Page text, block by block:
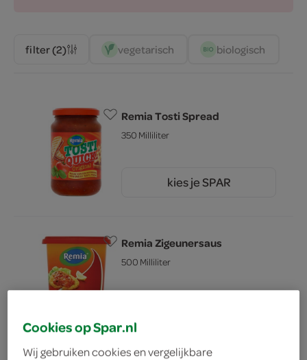
vegetarisch biologisch
filter (2)
Remia Tosti Spread
350 Milliliter
kies je SPAR
Remia Zigeunersaus
500 Milliliter
Cookies op Spar.nl
Wij gebruiken cookies en vergelijkbare